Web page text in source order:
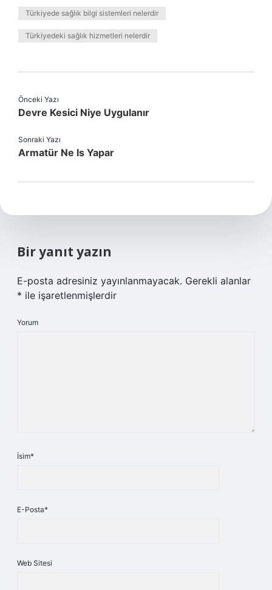
Türkiyede sağlık bilgi sistemleri nelerdir
Türkiyedeki sağlık hizmetleri nelerdir
Önceki Yazı
Devre Kesici Niye Uygulanır
Sonraki Yazı
Armatür Ne Is Yapar
Bir yanıt yazın
E-posta adresiniz yayınlanmayacak. Gerekli alanlar
* ile işaretlenmişlerdir
Yorum
İsim*
E-Posta*
Web Sitesi